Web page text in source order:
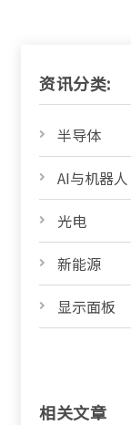
资讯分类:
半导体
AI与机器人
光电
新能源
显示面板
相关文章